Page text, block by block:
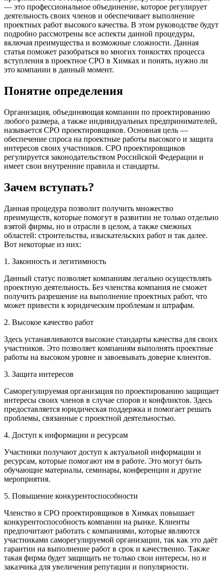
— это профессиональное объединение, которое регулирует
деятельность своих членов и обеспечивает выполнение
проектных работ высокого качества. В этом руководстве будут
подробно рассмотрены все аспекты данной процедуры,
включая преимущества и возможные сложности. Данная
статья поможет разобраться во многих тонкостях процесса
вступления в проектное СРО в Химках и понять, нужно ли
это компании в данный момент.
Понятие определения
Организация, объединяющая компании по проектированию
любого размера, а также индивидуальных предпринимателей,
называется СРО проектировщиков. Основная цель —
обеспечение спроса на проектные работы высокого и защита
интересов своих участников. СРО проектировщиков
регулируется законодательством Российской Федерации и
имеет свои внутренние правила и стандарты.
Зачем вступать?
Данная процедура позволит получить множество
преимуществ, которые помогут в развитии не только отдельно
взятой фирмы, но и отрасли в целом, а также смежных
областей: строительства, изыскательских работ и так далее.
Вот некоторые из них:
1. Законность и легитимность
Данный статус позволяет компаниям легально осуществлять
проектную деятельность. Без членства компания не сможет
получить разрешение на выполнение проектных работ, что
может привести к юридическим проблемам и штрафам.
2. Высокое качество работ
Здесь устанавливаются высокие стандарты качества для своих
участников. Это позволяет компаниям выполнять проектные
работы на высоком уровне и завоевывать доверие клиентов.
3. Защита интересов
Саморегулируемая организация по проектированию защищает
интересы своих членов в случае споров и конфликтов. Здесь
предоставляется юридическая поддержка и помогает решать
проблемы, связанные с проектной деятельностью.
4. Доступ к информации и ресурсам
Участники получают доступ к актуальной информации и
ресурсам, которые помогают им в работе. Это могут быть
обучающие материалы, семинары, конференции и другие
мероприятия.
5. Повышение конкурентоспособности
Членство в СРО проектировщиков в Химках повышает
конкурентоспособность компании на рынке. Клиенты
предпочитают работать с компаниями, которые являются
участниками саморегулируемой организации, так как это даёт
гарантии на выполнение работ в срок и качественно. Также
такая фирма будет защищать не только свои интересы, но и
заказчика для увеличения репутации и популярности.